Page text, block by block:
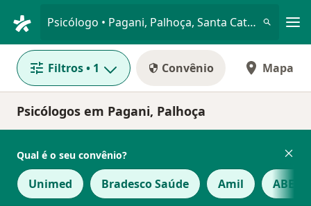
Psicólogo • Pagani, Palhoça, Santa Catarina SC
Filtros• 1 Convênio Mapa
Psicólogos em Pagani, Palhoça
Qual é o seu convênio?
Unimed Bradesco Saúde Amil